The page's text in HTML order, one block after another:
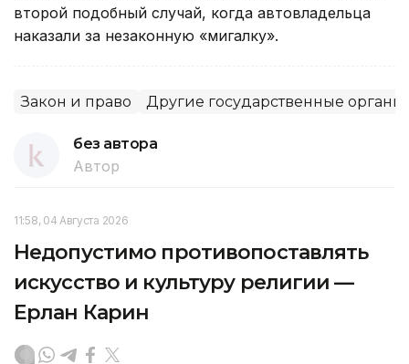
второй подобный случай, когда автовладельца
наказали за незаконную «мигалку».
Закон и право Другие государственные органы
без автора
Автор
11:58, 04 Августа 2026
Недопустимо противопоставлять
искусство и культуру религии —
Ерлан Карин